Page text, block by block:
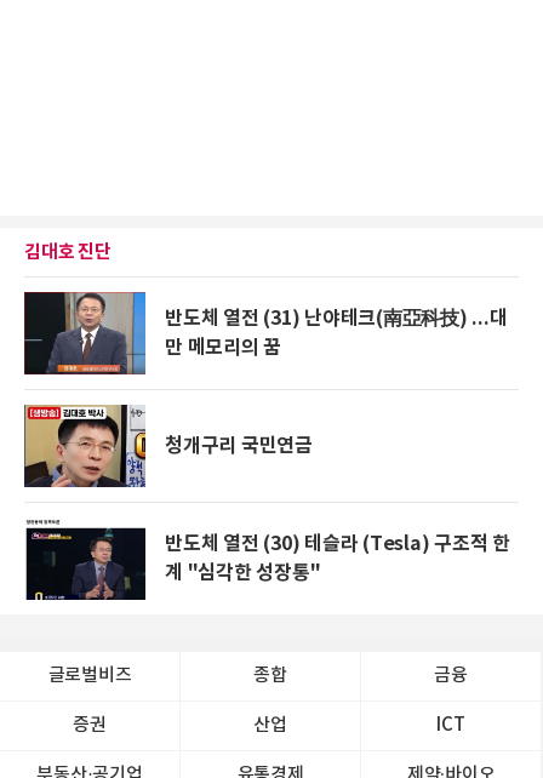
김대호 진단
반도체 열전 (31) 난야테크(南亞科技) ...대
만 메모리의 꿈
청개구리 국민연금
반도체 열전 (30) 테슬라 (Tesla) 구조적 한
계 "심각한 성장통"
글로벌비즈 종합 금융
증권 산업 ICT